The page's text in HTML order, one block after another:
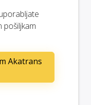
pošiljkam
Akatrans